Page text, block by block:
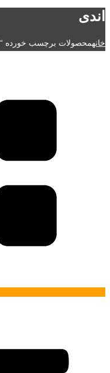
اندی
خانهمحصولات برچسب خورده